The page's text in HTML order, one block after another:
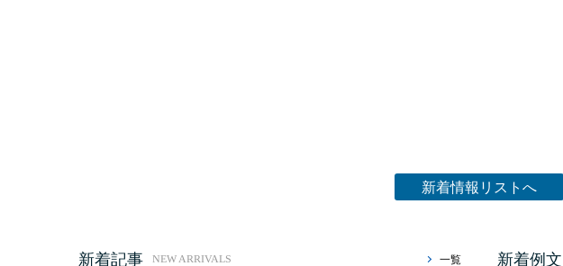
新着情報リストへ
新着記事 NEW ARRIVALS 一覧 新着例文